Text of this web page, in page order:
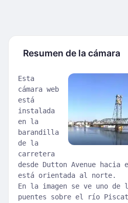
Resumen de la cámara
Esta
cámara web
está
instalada
en la
barandilla
de la
carretera
desde Dutton Avenue
está orientada al norte.
En la imagen se ve uno
puentes sobre el río